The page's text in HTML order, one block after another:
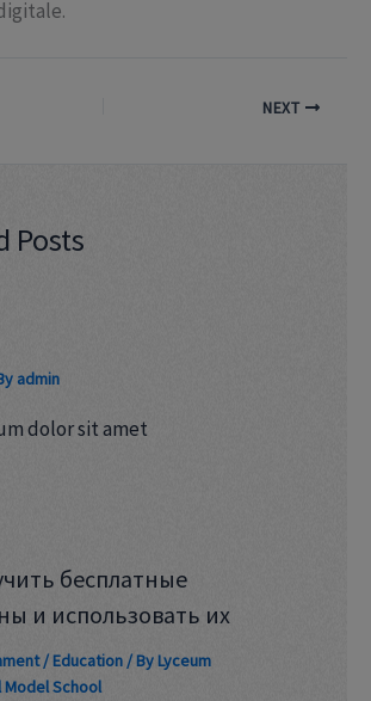
NEXT
Posts
admin
dolor sit amet
бесплатные
и использовать их
/Education/ ByLyceum
School